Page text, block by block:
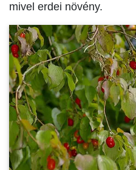
mivel erdei növény.